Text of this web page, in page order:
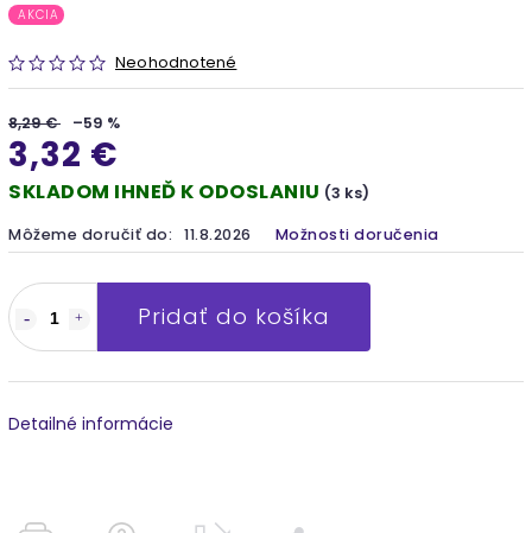
AKCIA
Neohodnotené
8,29 € –59 %
3,32 €
SKLADOM IHNEĎ K ODOSLANIU (3 ks)
Môžeme doručiť do: 11.8.2026 Možnosti doručenia
Pridať do košíka
Detailné informácie